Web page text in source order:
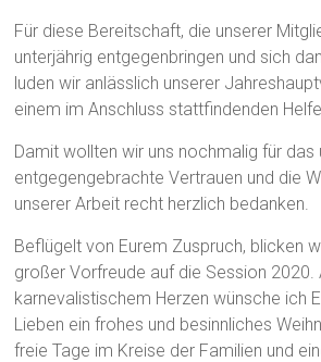
Für diese Bereitschaft, die unserer
unterjährig entgegenbringen und sich
luden wir anlässlich unserer
einem im Anschluss stattfindenden
Damit wollten wir uns nochmalig für das
entgegengebrachte Vertrauen und die
unserer Arbeit recht herzlich bedanken.
Beflügelt von Eurem Zuspruch, blicken
großer Vorfreude auf die Session 2020.
karnevalistischem Herzen wünsche ich
Lieben ein frohes und besinnliches
freie Tage im Kreise der Familien und